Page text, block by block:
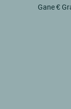
Gane €